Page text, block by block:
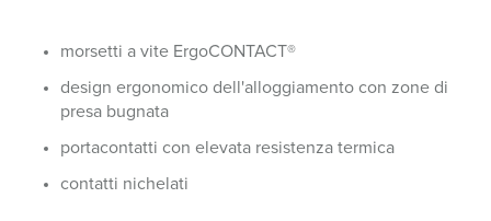
morsetti a vite ErgoCONTACT®
design ergonomico dell'alloggiamento con zone di
presa bugnata
portacontatti con elevata resistenza termica
contatti nichelati